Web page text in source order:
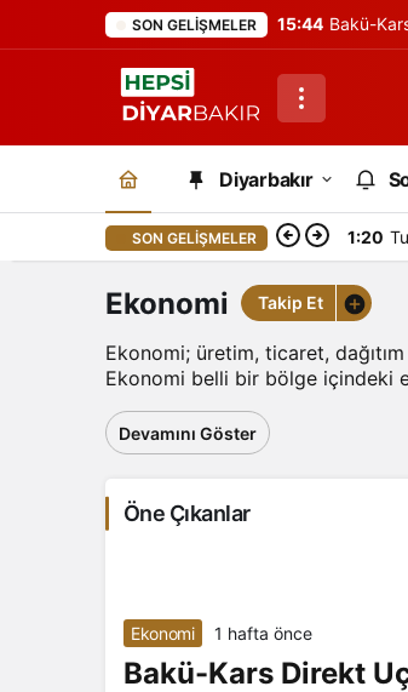
SON GELIŞMELER 15:44 Bakü-
Diyarbakır
SON GELIŞMELER 1:20
Ekonomi Takip Et
Ekonomi; üretim, ticaret,
Ekonomi belli bir bölge içindeki
Devamını Göster
Öne Çıkanlar
Ekonomi 1 hafta önce
Bakü-Kars Direkt